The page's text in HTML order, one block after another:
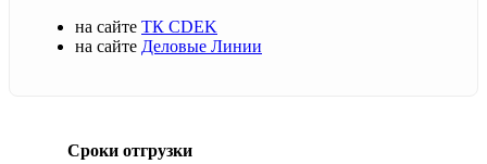
на сайте ТК CDEK
на сайте Деловые Линии
Сроки отгрузки